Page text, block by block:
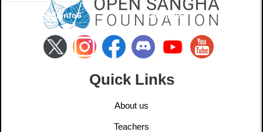
new882info6 sc88plus
Quick Links
About us
Teachers